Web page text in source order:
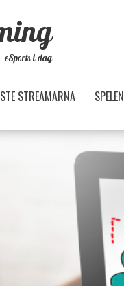
eSports i dag
STREAMARNA SPELEN